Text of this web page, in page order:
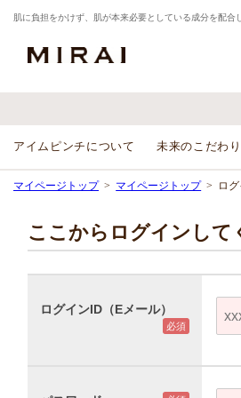
肌に負担をかけず、肌が本来必要としている成分を配
アイムピンチについて 未来のこだわり
マイページトップ マイページトップ ロ
ここからログインして
ログインID（Eメール）
必須